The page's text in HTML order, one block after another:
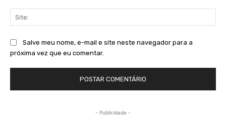
Salve meu nome, e-mail e site neste navegador para a
próxima vez que eu comentar.
- Publicidade -